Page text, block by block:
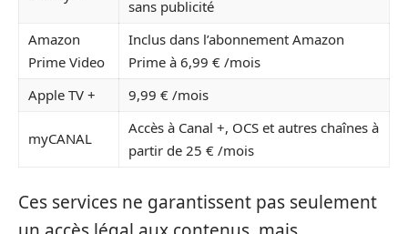
sans publicité
Amazon
Prime Video
Inclus dans l’abonnement Amazon
Prime à 6,99 € /mois
Apple TV +
9,99 € /mois
myCANAL
Accès à Canal +, OCS et autres chaînes à
partir de 25 € /mois
Ces services ne garantissent pas seulement